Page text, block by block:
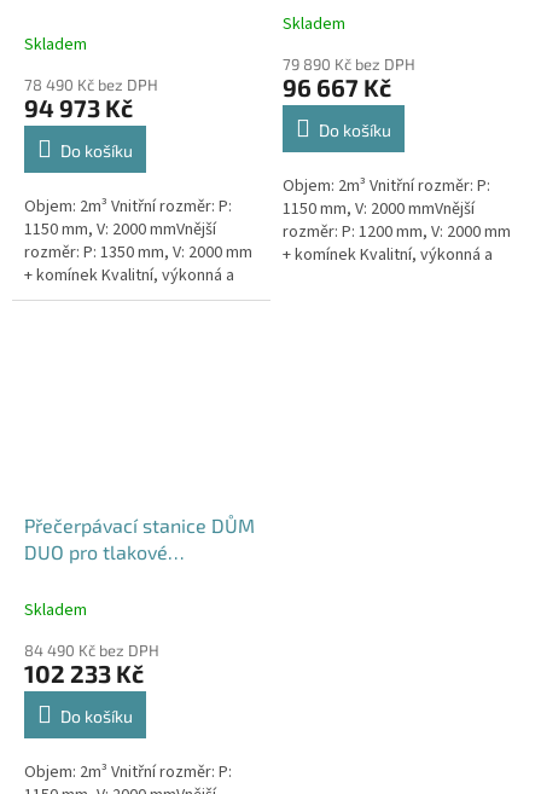
řezákem k obetonování -
Skladem
78 490 Kč bez DPH
94 973 Kč
Do košíku
Objem: 2m³ Vnitřní rozměr: P:
1150 mm, V: 2000 mmVnější
rozměr: P: 1350 mm, V: 2000 mm
+ komínek Kvalitní, výkonná a
extrémně spolehlivá
kanalizace se zdvojeným
nádrž 2m3
Průměrné
produktu
je
5,0
hvězdiček.
Skladem
79 890 Kč bez DPH
96 667 Kč
Do košíku
Objem: 2m³ Vnitřní rozměr: P:
1150 mm, V: 2000 mmVnější
rozměr: P: 1200 mm, V: 2000 mm
+ komínek Kvalitní, výkonná a
Přečerpávací stanice DŮM
DUO pro tlakové
řezákem dvouplášťová -
Skladem
84 490 Kč bez DPH
102 233 Kč
Do košíku
Objem: 2m³ Vnitřní rozměr: P: